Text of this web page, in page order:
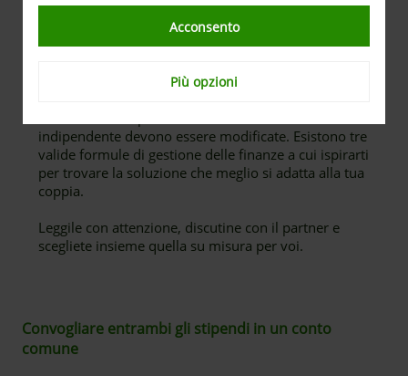
Acconsento
Più opzioni
Pianificare in anticipo e in pieno accordo aspetti
di questi è la futura gestione delle finanze: spesso
indipendente devono essere modificate. Esistono tre
valide formule di gestione delle finanze a cui ispirarti
per trovare la soluzione che meglio si adatta alla tua
coppia.
Leggile con attenzione, discutine con il partner e
scegliete insieme quella su misura per voi.
Convogliare entrambi gli stipendi in un conto
comune